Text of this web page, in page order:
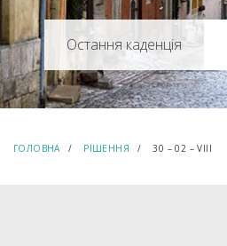
ГОЛОВНА РІШЕННЯ 30 – 02 – VIIІ